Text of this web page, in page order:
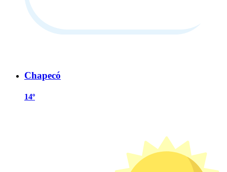
Chapecó
14º